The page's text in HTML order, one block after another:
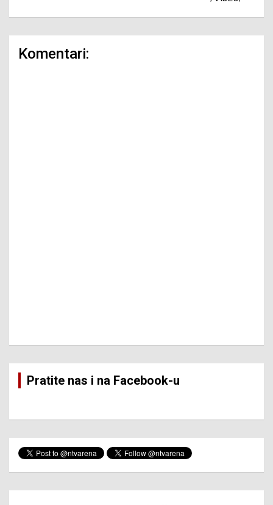
Komentari:
Pratite nas i na Facebook-u